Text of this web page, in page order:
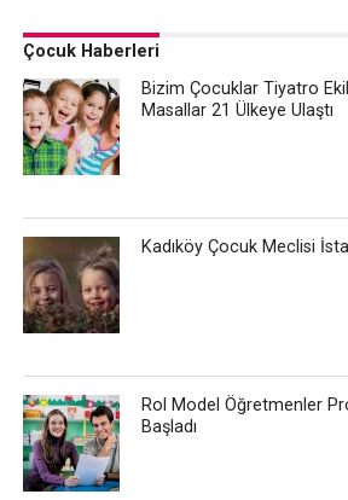
Çocuk Haberleri
Bizim Çocuklar Tiyatro
Masallar 21 Ülkeye Ulaştı
Kadıköy Çocuk Meclisi
Rol Model Öğretmenler
Başladı